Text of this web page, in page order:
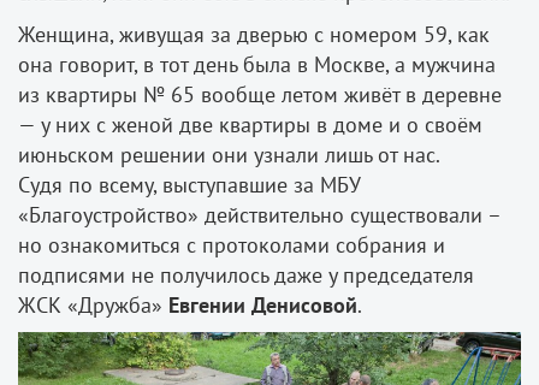
Женщина, живущая за дверью с номером 59, как
она говорит, в тот день была в Москве, а мужчина
из квартиры № 65 вообще летом живёт в деревне
— у них с женой две квартиры в доме и о своём
июньском решении они узнали лишь от нас.
Судя по всему, выступавшие за МБУ
«Благоустройство» действительно существовали –
но ознакомиться с протоколами собрания и
подписями не получилось даже у председателя
ЖСК «Дружба» Евгении Денисовой.